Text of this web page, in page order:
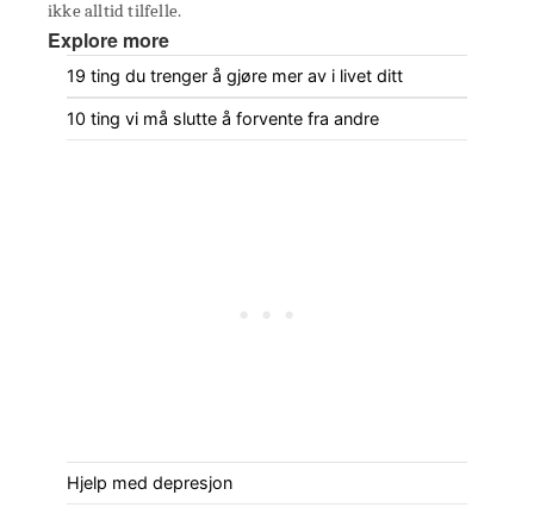
ikke alltid tilfelle.
Explore more
19 ting du trenger å gjøre mer av i livet ditt
10 ting vi må slutte å forvente fra andre
Hjelp med depresjon